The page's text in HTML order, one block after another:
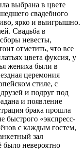
выбрана в цвете
свадебного
ярко и выигрышно.
Свадьба в
невесты,
отметить, что все
цвета фуксия, у
жениха были в
церемония
стиле, с
и подруг под
и появление
брака прошла
быстрого «экспресс-
с каждым гостем,
зал
было невероятно